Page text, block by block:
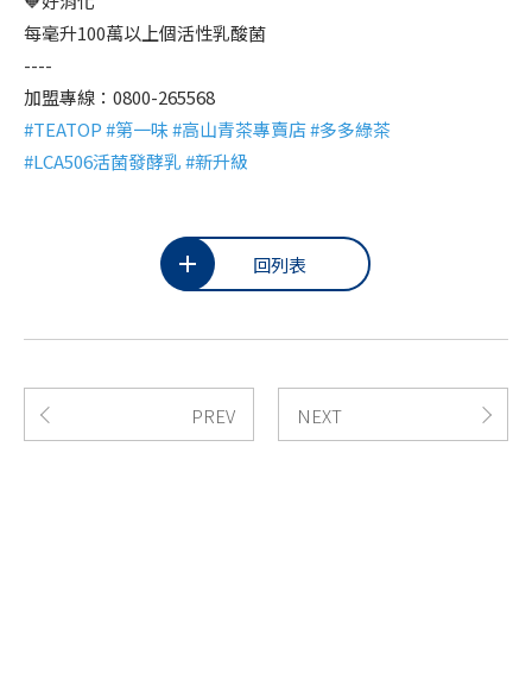
每毫升100萬以上個活性乳酸菌
----
加盟專線：0800-265568
#TEATOP #第一味 #高山青茶專賣店 #多多綠茶
#LCA506活菌發酵乳 #新升級
回列表
PREV NEXT